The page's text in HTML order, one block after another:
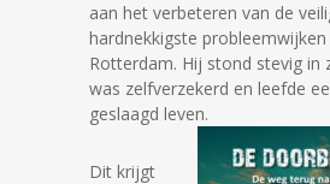
aan het verbeteren van de
hardnekkigste probleemwijken
Rotterdam. Hij stond stevig in
was zelfverzekerd en leefde
geslaagd leven.
Dit krijgt